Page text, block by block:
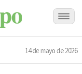
14 de mayo de 2026